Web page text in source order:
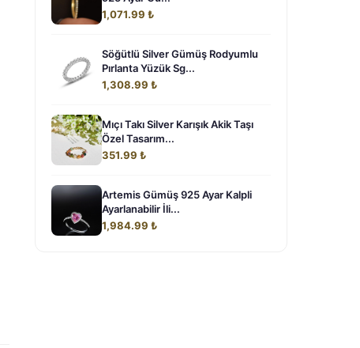
1,071.99 ₺
Söğütlü Silver Gümüş Rodyumlu
Pırlanta Yüzük Sg...
1,308.99 ₺
Mıçı Takı Silver Karışık Akik Taşı
Özel Tasarım...
351.99 ₺
Artemis Gümüş 925 Ayar Kalpli
Ayarlanabilir İli...
1,984.99 ₺